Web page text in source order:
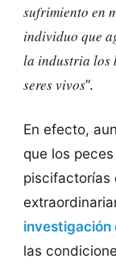
sufrimiento en
individuo que
la industria los
seres vivos”.
En efecto,
que los
piscifactorías
investigación
las